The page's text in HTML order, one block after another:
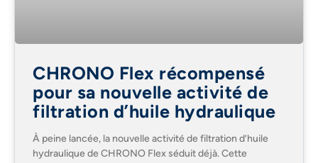
CHRONO Flex récompensé
pour sa nouvelle activité de
filtration d’huile hydraulique
À peine lancée, la nouvelle activité de filtration d’huile
hydraulique de CHRONO Flex séduit déjà. Cette